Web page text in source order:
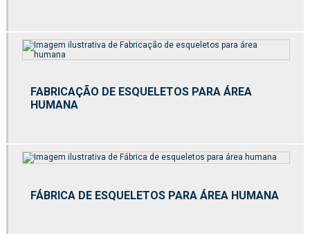
Fornecedor de esqueletos para área veterinária
Fornecedor de esqueletos para estudo
Fornecedor de kit molecular
FABRICAÇÃO DE ESQUELETOS PARA ÁREA
HUMANA
FÁBRICA DE ESQUELETOS PARA ÁREA HUMANA